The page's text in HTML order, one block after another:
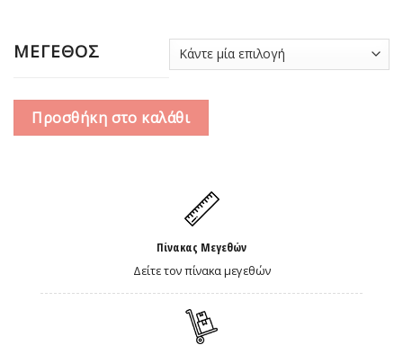
ΜΕΓΕΘΟΣ
Προσθήκη στο καλάθι
Πίνακας Μεγεθών
Δείτε τον πίνακα μεγεθών